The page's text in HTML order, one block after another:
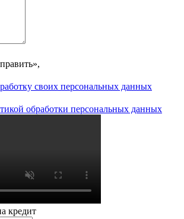
своих персональных данных
обработки персональных данных
кредит